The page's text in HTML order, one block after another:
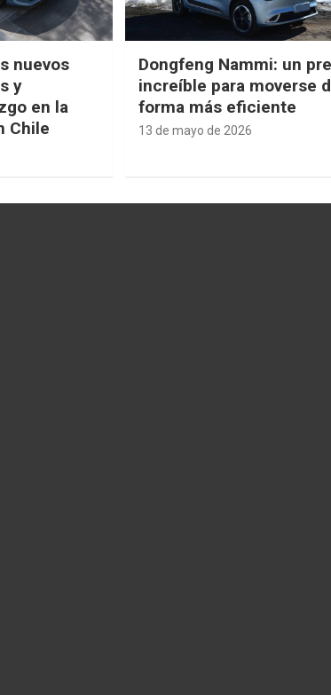
nuevos
y
en la
Chile
Dongfeng Nammi: un
increíble para moverse
forma más eficiente
13 de mayo de 2026